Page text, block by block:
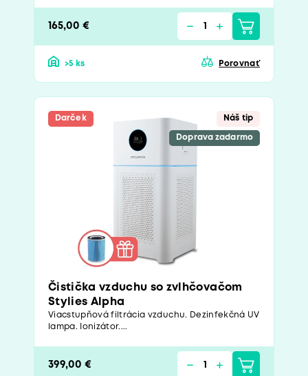
165,00 €
>5 ks Porovnať
Darček Náš tip
Doprava zadarmo
Čistička vzduchu so zvlhčovačom
Stylies Alpha
Viacstupňová filtrácia vzduchu. Dezinfekčná UV
lampa. Ionizátor....
399,00 €